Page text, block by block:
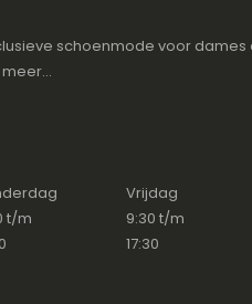
schoenmode voor
t/m
Vrijdag
9:30 t/m
17:30